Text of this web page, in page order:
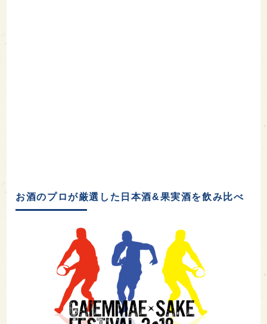
お酒のプロが厳選した日本酒&果実酒を飲み比べ